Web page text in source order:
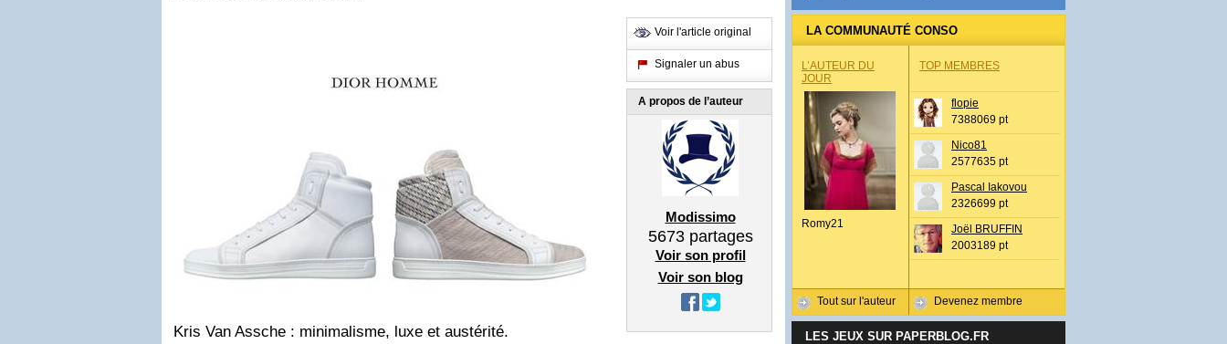
Kris Van Assche : minimalisme, luxe et austérité.
Voir l'article original
Signaler un abus
A propos de l’auteur
Modissimo
5673partages
Voir son profil
Voir son blog
LA COMMUNAUTÉ CONSO
L’AUTEUR DU
JOUR
Romy21
Tout sur l'auteur
TOP MEMBRES
flopie
7388069 pt
Nico81
2577635 pt
Pascal Iakovou
2326699 pt
Joël BRUFFIN
2003189 pt
Devenez membre
LES JEUX SUR PAPERBLOG.FR